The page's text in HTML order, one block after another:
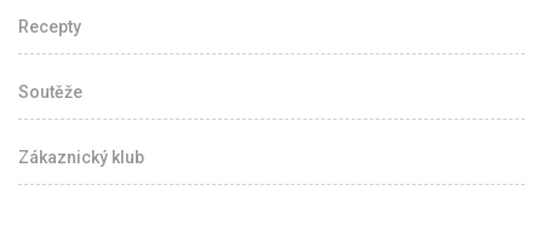
Recepty
Soutěže
Zákaznický klub